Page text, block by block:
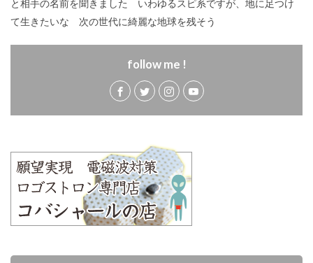
と相手の名前を聞きました いわゆるスピ系ですが、地に足つけ
て生きたいな 次の世代に綺麗な地球を残そう
follow me !